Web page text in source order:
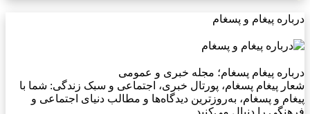
درباره پیغام و پسغام
درباره پیغام پسغام؛ مجله خبری و عمومی
شعار پیغام پسغام، پورتال خبری، اجتماعی و سبک زندگی: شما با
پیغام و پسغام، به‌روزترین دیدگاه‌ها و مطالب دنیای اجتماعی و
فرهنگی را دنبال می‌کنید.